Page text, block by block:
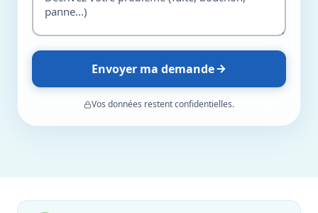
Envoyer ma demande
Vos données restent confidentielles.